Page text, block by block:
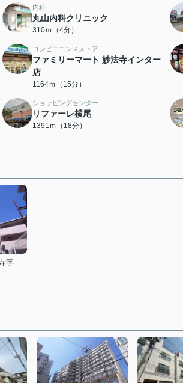
内科
丸山内科クリニック
310ｍ（4分）
コンビニエンスストア
ファミリーマート 妙法寺インター
店
1164ｍ（15分）
ショッピングセンター
リファーレ横尾
1391ｍ（18分）
神戸市須磨区妙法寺字谷野